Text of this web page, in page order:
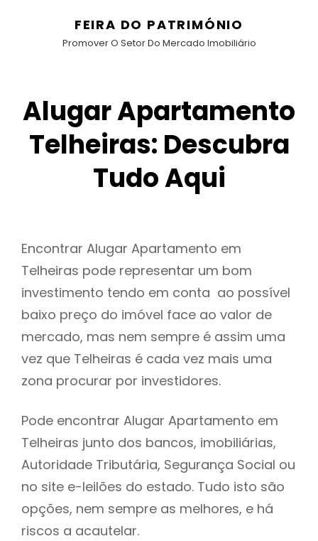
FEIRA DO PATRIMÓNIO
Promover O Setor Do Mercado Imobiliário
Alugar Apartamento
Telheiras: Descubra
Tudo Aqui
Encontrar Alugar Apartamento em
Telheiras pode representar um bom
investimento tendo em conta ao possível
baixo preço do imóvel face ao valor de
mercado, mas nem sempre é assim uma
vez que Telheiras é cada vez mais uma
zona procurar por investidores.
Pode encontrar Alugar Apartamento em
Telheiras junto dos bancos, imobiliárias,
Autoridade Tributária, Segurança Social ou
no site e-leilões do estado. Tudo isto são
opções, nem sempre as melhores, e há
riscos a acautelar.